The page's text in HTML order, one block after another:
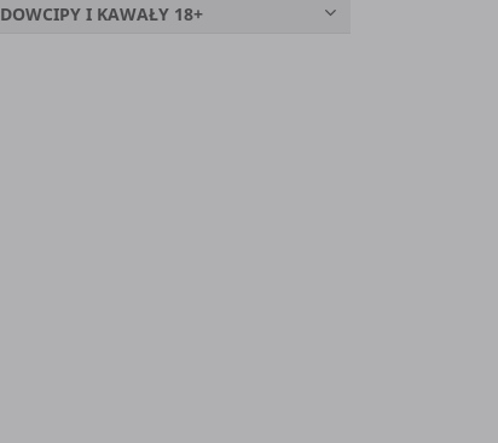
DOWCIPY I KAWAŁY 18+